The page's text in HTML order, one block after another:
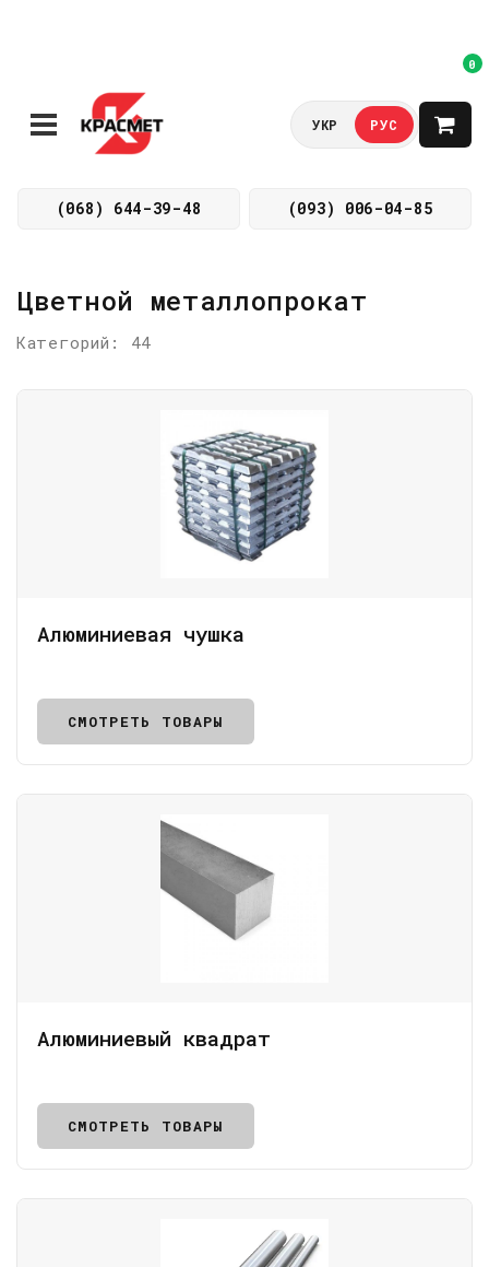
(068) 644-39-48 (093) 006-04-85
УКР РУС
0
Цветной металлопрокат
Категорий: 44
Алюминиевая чушка
СМОТРЕТЬ ТОВАРЫ
Алюминиевый квадрат
СМОТРЕТЬ ТОВАРЫ